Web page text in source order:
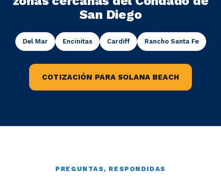
San Diego
Del Mar Encinitas Cardiff Rancho Santa Fe
COTIZACIÓN PARA SOLANA BEACH
PREGUNTAS, RESPONDIDAS